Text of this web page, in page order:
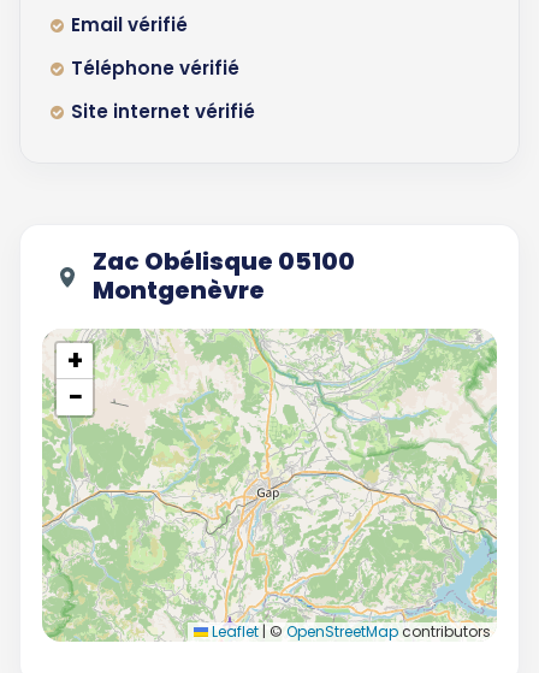
Email vérifié
Téléphone vérifié
Site internet vérifié
Zac Obélisque 05100
Montgenèvre
+
−
Leaflet | © OpenStreetMapcontributors